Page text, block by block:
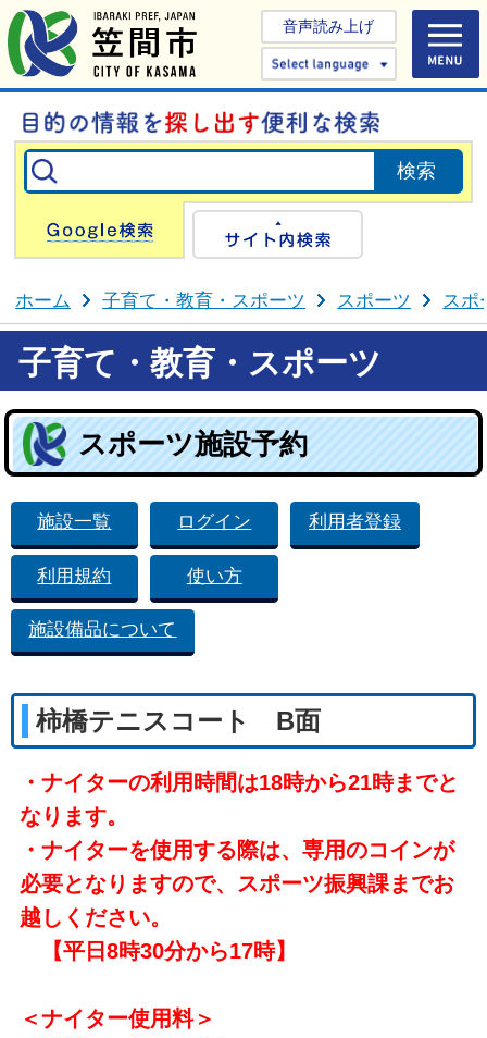
音声読み上げ
Select
Google検索
ホーム 子育て・教育・スポーツ スポーツ スポ
子育て・教育・スポーツ
スポーツ施設予約
施設一覧 ログイン 利用者登録
利用規約 使い方
施設備品について
柿橋テニスコート B面
・ナイターの利用時間は18時から21時までと
なります。
・ナイターを使用する際は、専用のコインが
必要となりますので、スポーツ振興課までお
越しください。
【平日8時30分から17時】
＜ナイター使用料＞